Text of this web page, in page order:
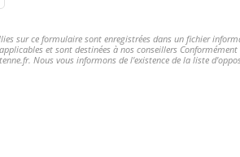
sur ce formulaire sont enregistrées dans un fichier
et sont destinées à nos conseillers
Nous vous informons de l'existence de la liste